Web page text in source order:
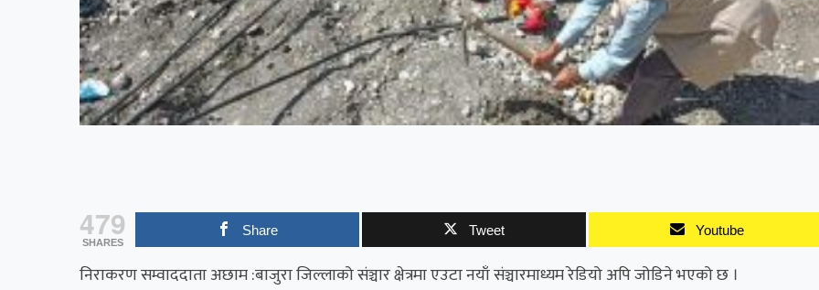
479
SHARES
Share Tweet Youtube
निराकरण सम्वाददाता अछाम :बाजुरा जिल्लाको संञ्चार क्षेत्रमा एउटा नयाँ संञ्चारमाध्यम रेडियो अपि जोडिने भएको छ ।